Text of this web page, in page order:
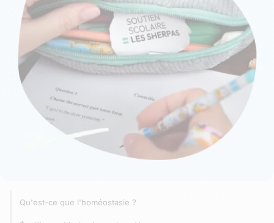
Qu'est-ce que l'homéostasie ?